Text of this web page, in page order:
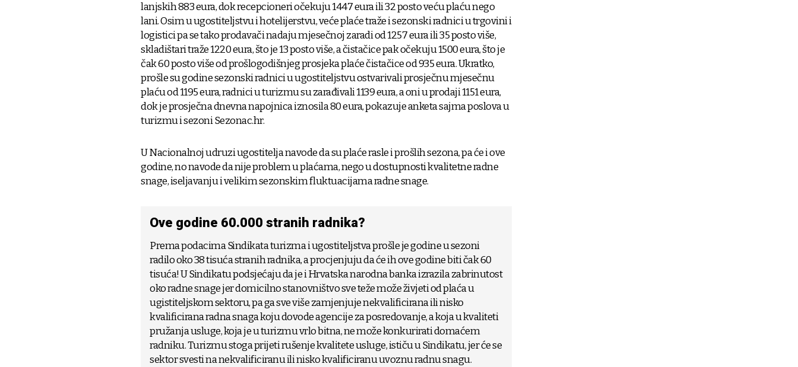
lanjskih 883 eura, dok recepcioneri očekuju 1447 eura ili 32 posto veću plaću nego
lani. Osim u ugostiteljstvu i hotelijerstvu, veće plaće traže i sezonski radnici u trgovini i
logistici pa se tako prodavači nadaju mjesečnoj zaradi od 1257 eura ili 35 posto više,
skladištari traže 1220 eura, što je 13 posto više, a čistačice pak očekuju 1500 eura, što je
čak 60 posto više od prošlogodišnjeg prosjeka plaće čistačice od 935 eura. Ukratko,
prošle su godine sezonski radnici u ugostiteljstvu ostvarivali prosječnu mjesečnu
plaću od 1195 eura, radnici u turizmu su zarađivali 1139 eura, a oni u prodaji 1151 eura,
dok je prosječna dnevna napojnica iznosila 80 eura, pokazuje anketa sajma poslova u
turizmu i sezoni Sezonac.hr.
U Nacionalnoj udruzi ugostitelja navode da su plaće rasle i prošlih sezona, pa će i ove
godine, no navode da nije problem u plaćama, nego u dostupnosti kvalitetne radne
snage, iseljavanju i velikim sezonskim fluktuacijama radne snage.
Ove godine 60.000 stranih radnika?
Prema podacima Sindikata turizma i ugostiteljstva prošle je godine u sezoni
radilo oko 38 tisuća stranih radnika, a procjenjuju da će ih ove godine biti čak 60
tisuća! U Sindikatu podsjećaju da je i Hrvatska narodna banka izrazila zabrinutost
oko radne snage jer domicilno stanovništvo sve teže može živjeti od plaća u
ugistiteljskom sektoru, pa ga sve više zamjenjuje nekvalificirana ili nisko
kvalificirana radna snaga koju dovode agencije za posredovanje, a koja u kvaliteti
pružanja usluge, koja je u turizmu vrlo bitna, ne može konkurirati domaćem
radniku. Turizmu stoga prijeti rušenje kvalitete usluge, ističu u Sindikatu, jer će se
sektor svesti na nekvalificiranu ili nisko kvalificiranu uvoznu radnu snagu.